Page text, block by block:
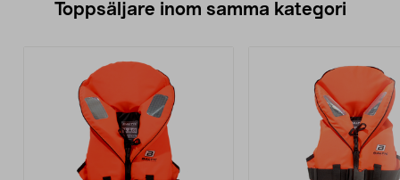
Toppsäljare inom samma kategori